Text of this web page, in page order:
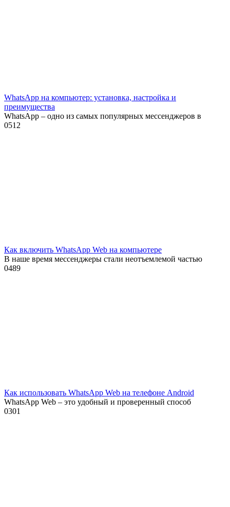
WhatsApp на компьютер: установка, настройка и
преимущества
WhatsApp – одно из самых популярных мессенджеров в
0512
Как включить WhatsApp Web на компьютере
В наше время мессенджеры стали неотъемлемой частью
0489
Как использовать WhatsApp Web на телефоне Android
WhatsApp Web – это удобный и проверенный способ
0301